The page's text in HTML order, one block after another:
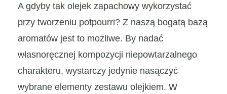
A gdyby tak olejek zapachowy wykorzystać
przy tworzeniu potpourri? Z naszą bogatą bazą
aromatów jest to możliwe. By nadać
własnoręcznej kompozycji niepowtarzalnego
charakteru, wystarczy jedynie nasączyć
wybrane elementy zestawu olejkiem. W